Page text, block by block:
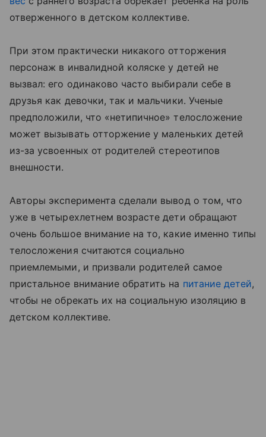
отверженного в детском коллективе.
При этом практически никакого отторжения
персонаж в инвалидной коляске у детей не
вызвал: его одинаково часто выбирали себе в
друзья как девочки, так и мальчики. Ученые
предположили, что «нетипичное» телосложение
может вызывать отторжение у маленьких детей
из-за усвоенных от родителей стереотипов
внешности.
Авторы эксперимента сделали вывод о том, что
уже в четырехлетнем возрасте дети обращают
очень большое внимание на то, какие именно типы
телосложения считаются социально
приемлемыми, и призвали родителей самое
пристальное внимание обратить на питание детей,
чтобы не обрекать их на социальную изоляцию в
детском коллективе.